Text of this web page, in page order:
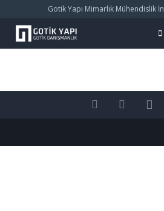
Gotik Yapı Mimarlık Mühendislik